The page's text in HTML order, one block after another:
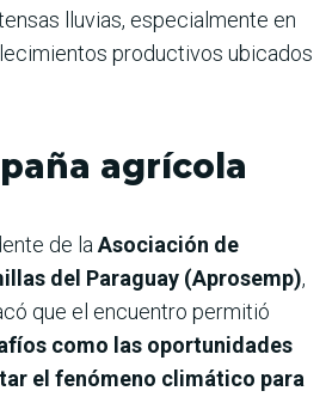
lluvias, especialmente en
productivos ubicados
agrícola
de la Asociación de
del Paraguay (Aprosemp),
que el encuentro permitió
como las oportunidades
el fenómeno climático para